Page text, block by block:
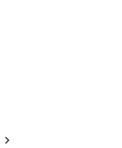
